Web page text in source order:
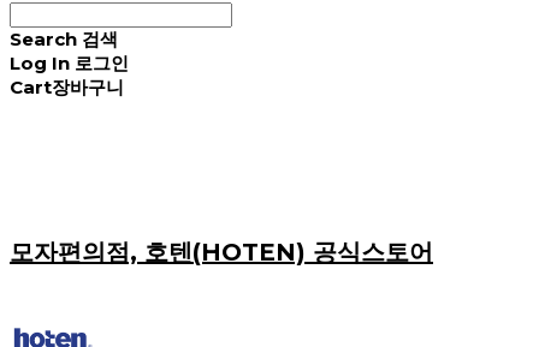
Search 검색
Log In 로그인
Cart장바구니
모자편의점, 호텐(HOTEN) 공식스토어